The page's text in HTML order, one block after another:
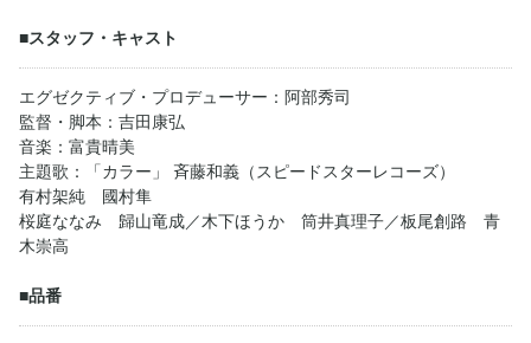
■スタッフ・キャスト
エグゼクティブ・プロデューサー：阿部秀司
監督・脚本：吉田康弘
音楽：富貴晴美
主題歌：「カラー」 斉藤和義（スピードスターレコーズ）
有村架純 國村隼
桜庭ななみ 歸山竜成／木下ほうか 筒井真理子／板尾創路 青
木崇高
■品番